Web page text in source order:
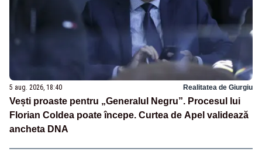
5 aug. 2026, 18:40 Realitatea de Giurgiu
Vești proaste pentru „Generalul Negru”. Procesul lui
Florian Coldea poate începe. Curtea de Apel validează
ancheta DNA